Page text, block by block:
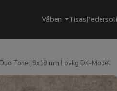
Våben TisasPedersoli
Tone | 9x19 mm Lovlig DK-Model